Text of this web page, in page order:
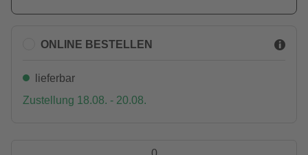
ONLINE BESTELLEN
lieferbar
Zustellung 18.08. - 20.08.